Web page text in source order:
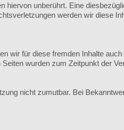
hiervon unberührt. Eine
werden wir diese
wir für diese fremden Inhalte
wurden zum Zeitpunkt der
nicht zumutbar. Bei